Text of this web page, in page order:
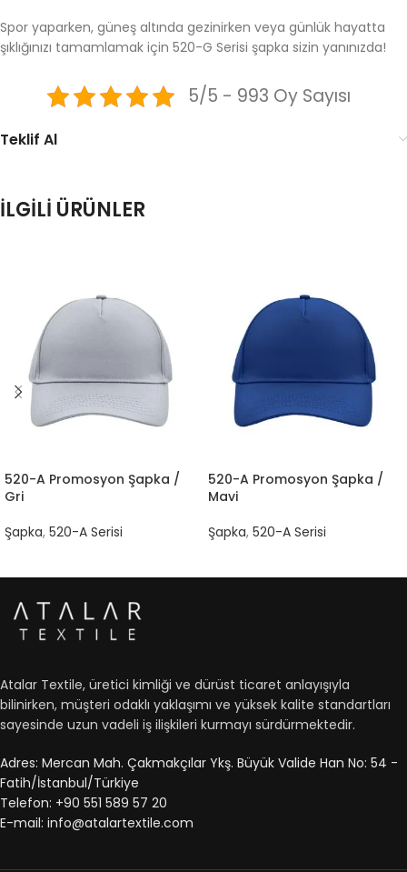
Spor yaparken, güneş altında gezinirken veya günlük hayatta
şıklığınızı tamamlamak için 520-G Serisi şapka sizin yanınızda!
5/5 - 993 Oy Sayısı
Teklif Al
İLGILI ÜRÜNLER
520-A Promosyon Şapka /
Gri
Şapka, 520-A Serisi
520-A Promosyon Şapka /
Mavi
Şapka, 520-A Serisi
Atalar Textile, üretici kimliği ve dürüst ticaret anlayışıyla
bilinirken, müşteri odaklı yaklaşımı ve yüksek kalite standartları
sayesinde uzun vadeli iş ilişkileri kurmayı sürdürmektedir.
Adres: Mercan Mah. Çakmakçılar Ykş. Büyük Valide Han No: 54 -
Fatih/İstanbul/Türkiye
Telefon: +90 551 589 57 20
E-mail: info@atalartextile.com